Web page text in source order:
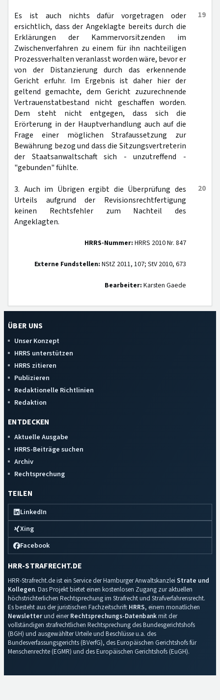
19
Es ist auch nichts dafür vorgetragen oder
ersichtlich, dass der Angeklagte bereits durch die
Erklärungen der Kammervorsitzenden im
Zwischenverfahren zu einem für ihn nachteiligen
Prozessverhalten veranlasst worden wäre, bevor er
von der Distanzierung durch das erkennende
Gericht erfuhr. Im Ergebnis ist daher hier der
geltend gemachte, dem Gericht zuzurechnende
Vertrauenstatbestand nicht geschaffen worden.
Dem steht nicht entgegen, dass sich die
Erörterung in der Hauptverhandlung auch auf die
Frage einer möglichen Strafaussetzung zur
Bewährung bezog und dass die Sitzungsvertreterin
der Staatsanwaltschaft sich - unzutreffend -
"gebunden" fühlte.
20
3. Auch im Übrigen ergibt die Überprüfung des
Urteils aufgrund der Revisionsrechtfertigung
keinen Rechtsfehler zum Nachteil des
Angeklagten.
HRRS-Nummer: HRRS 2010 Nr. 847
Externe Fundstellen: NStZ 2011, 107; StV 2010, 673
Bearbeiter: Karsten Gaede
ÜBER UNS
Unser Konzept
HRRS unterstützen
HRRS zitieren
Publizieren
Redaktionelle Richtlinien
Redaktion
ENTDECKEN
Aktuelle Ausgabe
HRRS-Beiträge suchen
Archiv
Rechtsprechung
TEILEN
LinkedIn
Xing
Facebook
HRR-STRAFRECHT.DE
HRR-Strafrecht.de ist ein Service der Hamburger Anwaltskanzlei Strate und
Kollegen. Das Projekt bietet einen kostenlosen Zugang zur aktuellen
höchstrichterlichen Rechtsprechung im Strafrecht und Strafverfahrensrecht.
Es besteht aus der juristischen Fachzeitschrift HRRS, einem monatlichen
Newsletterund einerRechtsprechungs-Datenbankmit der
vollständigen strafrechtlichen Rechtsprechung des Bundesgerichtshofs
(BGH) und ausgewählter Urteile und Beschlüsse u.a. des
Bundesverfassungsgerichts (BVerfG), des Europäischen Gerichtshofs für
Menschenrechte (EGMR) und des Europäischen Gerichtshofs (EuGH).